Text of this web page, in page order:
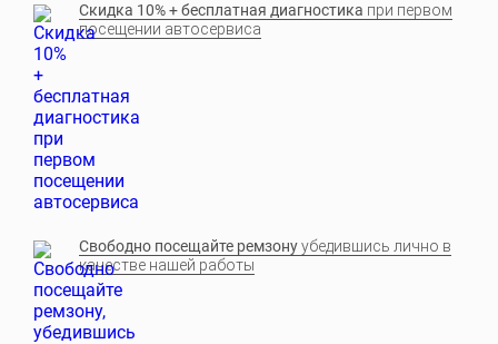
Скидка 10% + бесплатная диагностика при первом
посещении автосервиса
Свободно посещайте ремзонуубедившись лично в
качестве нашей работы